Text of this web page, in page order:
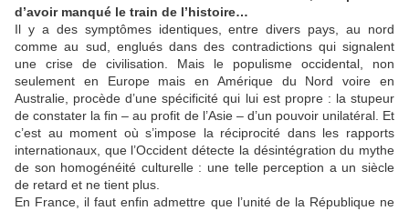
d’avoir manqué le train de l’histoire…
Il y a des symptômes identiques, entre divers pays, au nord
comme au sud, englués dans des contradictions qui signalent
une crise de civilisation. Mais le populisme occidental, non
seulement en Europe mais en Amérique du Nord voire en
Australie, procède d’une spécificité qui lui est propre : la stupeur
de constater la fin – au profit de l’Asie – d’un pouvoir unilatéral. Et
c’est au moment où s’impose la réciprocité dans les rapports
internationaux, que l’Occident détecte la désintégration du mythe
de son homogénéité culturelle : une telle perception a un siècle
de retard et ne tient plus.
En France, il faut enfin admettre que l’unité de la République ne